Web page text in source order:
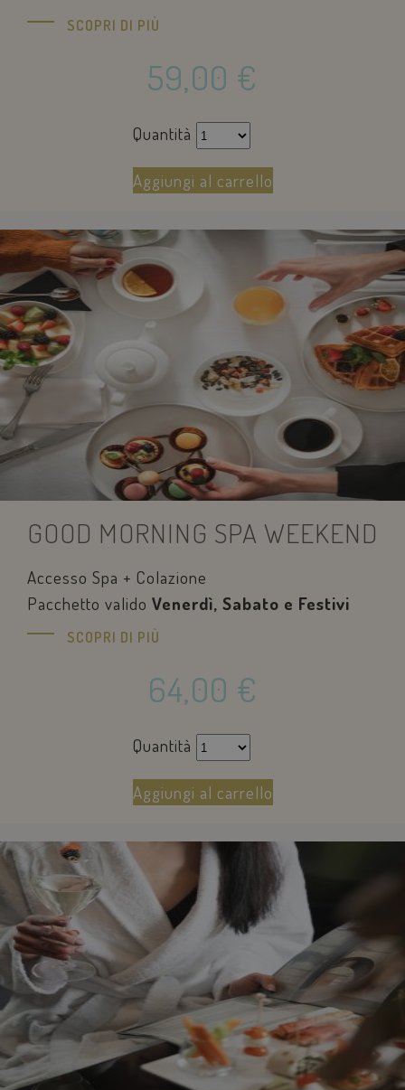
SCOPRI DI PIÙ
59,00 €
Quantità
Aggiungi al carrello
GOOD MORNING SPA WEEKEND
Accesso Spa + Colazione
Pacchetto valido Venerdì, Sabato e Festivi
SCOPRI DI PIÙ
64,00 €
Quantità
Aggiungi al carrello